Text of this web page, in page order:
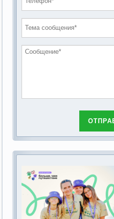
обсуждению
основах социального
2019 год
2018 год